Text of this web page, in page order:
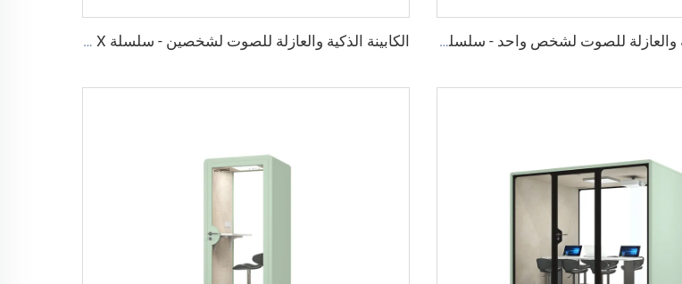
الكابينة الذكية والعازلة للصوت لشخص واحد - سلسلة Cyspace B الكابينة الذكية والعازلة للصوت لشخصين - سلسلة Cyspace X